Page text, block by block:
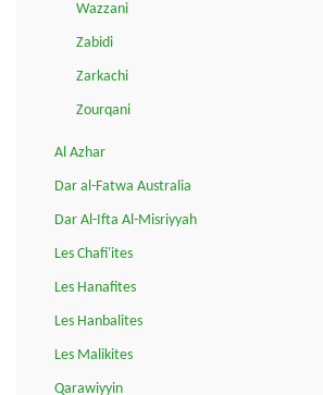
Wazzani
Zabidi
Zarkachi
Zourqani
Al Azhar
Dar al-Fatwa Australia
Dar Al-Ifta Al-Misriyyah
Les Chafi'ites
Les Hanafites
Les Hanbalites
Les Malikites
Qarawiyyin